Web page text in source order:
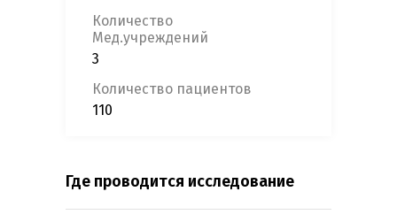
Количество
Мед.учреждений
3
Количество пациентов
110
Где проводится исследование